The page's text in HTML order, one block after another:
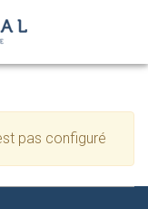
pas configuré